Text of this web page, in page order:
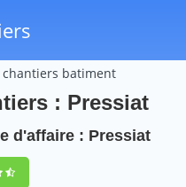
chantiers batiment
: Pressiat
d'affaire : Pressiat